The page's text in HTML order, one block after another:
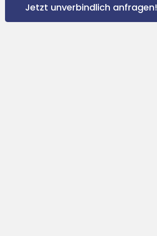
Jetzt unverbindlich anfragen!